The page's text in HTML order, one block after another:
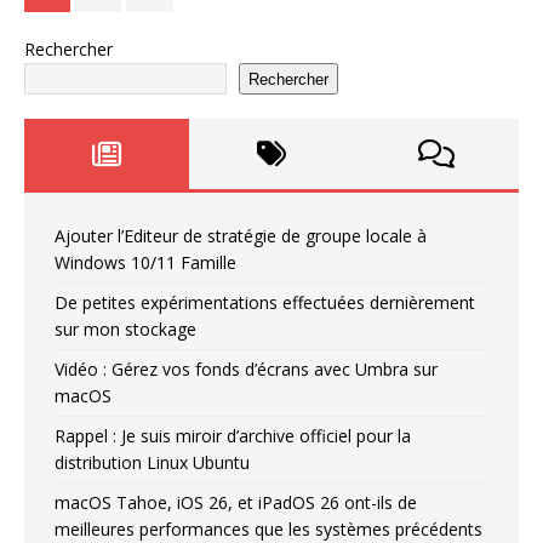
Rechercher
Rechercher
Ajouter l’Editeur de stratégie de groupe locale à
Windows 10/11 Famille
De petites expérimentations effectuées dernièrement
sur mon stockage
Vidéo : Gérez vos fonds d’écrans avec Umbra sur
macOS
Rappel : Je suis miroir d’archive officiel pour la
distribution Linux Ubuntu
macOS Tahoe, iOS 26, et iPadOS 26 ont-ils de
meilleures performances que les systèmes précédents